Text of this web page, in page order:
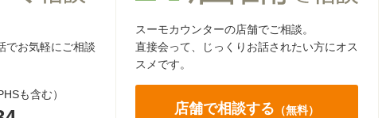
でお気軽にご相談
も含む）
スーモカウンターの店舗でご相談。
直接会って、じっくりお話されたい方にオス
スメです。
店舗で相談する （無料）